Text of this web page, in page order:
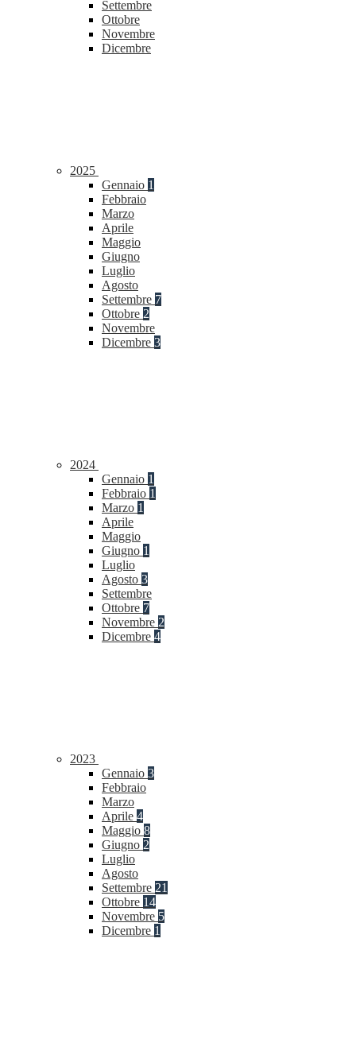
Settembre
Ottobre
Novembre
Dicembre
2025
Gennaio 1
Febbraio
Marzo
Aprile
Maggio
Giugno
Luglio
Agosto
Settembre 7
Ottobre 2
Novembre
Dicembre 3
2024
Gennaio 1
Febbraio 1
Marzo 1
Aprile
Maggio
Giugno 1
Luglio
Agosto 3
Settembre
Ottobre 7
Novembre 2
Dicembre 4
2023
Gennaio 3
Febbraio
Marzo
Aprile 4
Maggio 8
Giugno 2
Luglio
Agosto
Settembre 21
Ottobre 14
Novembre 5
Dicembre 1